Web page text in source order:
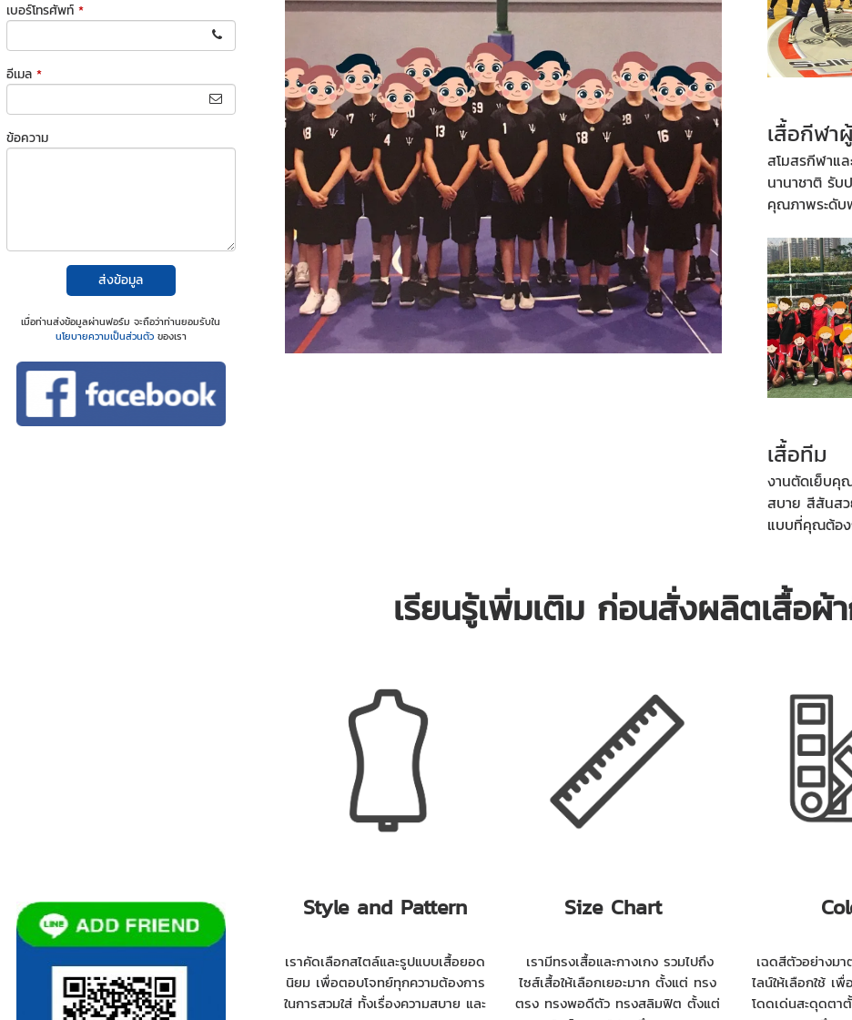
เบอร์โทรศัพท์ *
อีเมล *
ข้อความ
ส่งข้อมูล
เมื่อท่านส่งข้อมูลผ่านฟอร์ม จะถือว่าท่านยอมรับใน
นโยบายความเป็นส่วนตัวของเรา
เสื้อกีฬา
สโมสรกีฬาแล
นานาชาติ รับ
คุณภาพระดับ
เสื้อทีม
งานตัดเย็บคุ
สบาย สีสันส
แบบที่คุณต้อง
เรียนรู้เพิ่มเติม ก่อนสั่งผลิตเสื้อผ้
Style and Pattern
เราคัดเลือกสไตล์และรูปแบบเสื้อยอด
นิยม เพื่อตอบโจทย์ทุกความต้องการ
ในการสวมใส่ ทั้งเรื่องความสบาย และ
Size Chart
เรามีทรงเสื้อและกางเกง รวมไปถึง
ไซส์เสื้อให้เลือกเยอะมาก ตั้งแต่ ทรง
ตรง ทรงพอดีตัว ทรงสลิมฟิต ตั้งแต่
เฉดสีตัวอย่างม
ไลน์ให้เลือกใช้ เ
โดดเด่นสะดุดตา